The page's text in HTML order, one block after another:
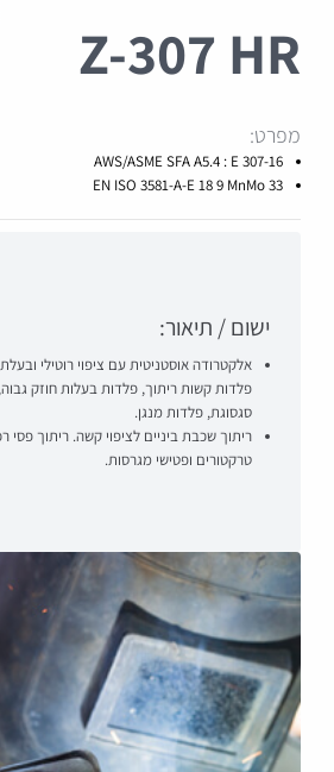
Z-307 HR
מפרט:
AWS/ASME SFA A5.4 : E 307-16
EN ISO 3581-A-E 18 9 MnMo 33
ישום / תיאור:
אלקטרודה אוסטניטית עם ציפוי רוטילי
פלדות קשות ריתוך, פלדות בעלות חוזק
סגסוגת, פלדות מנגן.
ריתוך שכבת ביניים לציפוי קשה. ריתוך פסי
טרקטורים ופטישי מגרסות.